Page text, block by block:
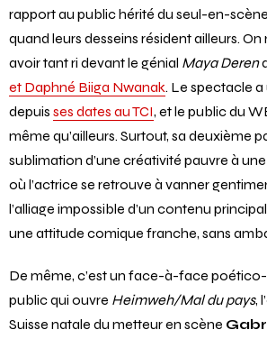
rapport au public hérité du seul-en-
quand leurs desseins résident ailleurs. On
avoir tant ri devant le génial Maya Deren
et Daphné Biiga Nwanak. Le spectacle
depuis ses dates au TCI, et le public du
même qu’ailleurs. Surtout, sa deuxième
sublimation d’une créativité pauvre à
où l’actrice se retrouve à vanner
l’alliage impossible d’un contenu
une attitude comique franche, sans
De même, c’est un face-à-face
public qui ouvre Heimweh/Mal du pays,
Suisse natale du metteur en scène